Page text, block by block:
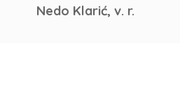
Nedo Klarić, v. r.